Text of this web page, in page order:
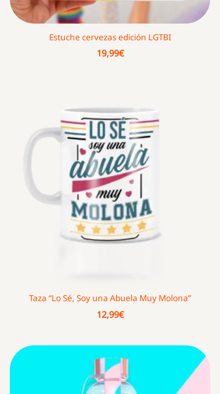
Estuche cervezas edición LGTBI
19,99€
Taza “Lo Sé, Soy una Abuela Muy Molona”
12,99€